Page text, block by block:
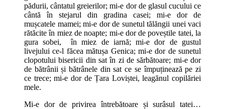
pădurii, cântatul greierilor; mi-e dor de glasul cucului ce
cântă în stejarul din gradina casei; mi-e dor de
mușcatele mamei; mi-e dor de sunetul tălăngii unei vaci
rătăcite în miez de noapte; mi-e dor de poveștile tatei, la
gura sobei, în miez de iarnă; mi-e dor de gustul
livejului ce-l făcea mătușa Genica; mi-e dor de sunetul
clopotului bisericii din sat în zi de sărbătoare; mi-e dor
de bătrânii și bătrânele din sat ce se împuținează pe zi
ce trece; mi-e dor de Țara Loviștei, leagănul copilăriei
mele.
Mi-e dor de privirea întrebătoare și surâsul tatei…